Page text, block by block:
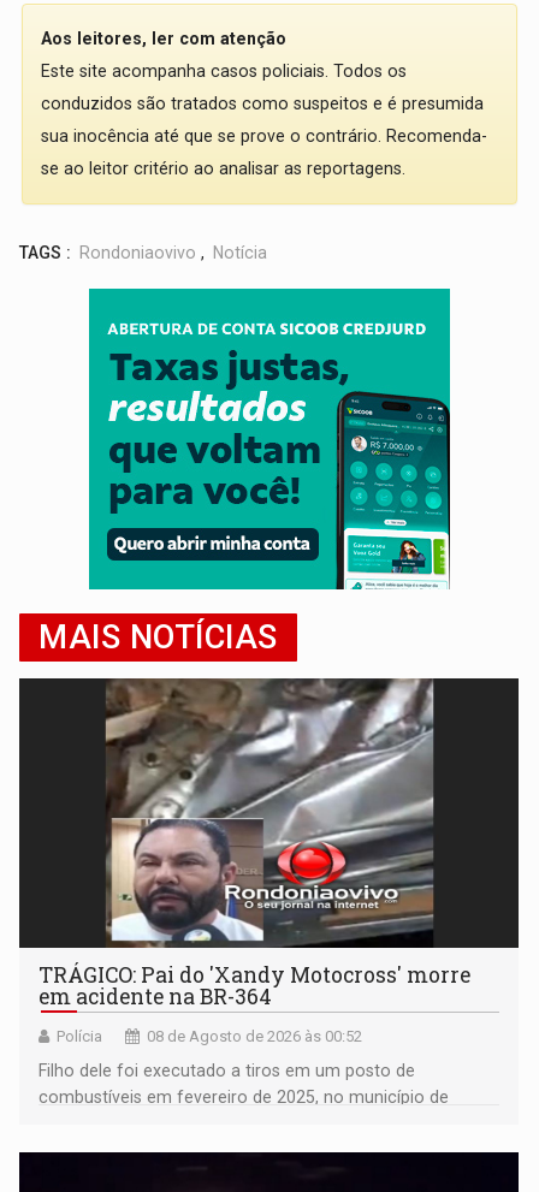
Aos leitores, ler com atenção
Este site acompanha casos policiais. Todos os
conduzidos são tratados como suspeitos e é presumida
sua inocência até que se prove o contrário. Recomenda-
se ao leitor critério ao analisar as reportagens.
TAGS : Rondoniaovivo , Notícia
MAIS NOTÍCIAS
TRÁGICO: Pai do 'Xandy Motocross' morre
em acidente na BR-364
Polícia 08 de Agosto de 2026 às 00:52
Filho dele foi executado a tiros em um posto de
combustíveis em fevereiro de 2025, no município de